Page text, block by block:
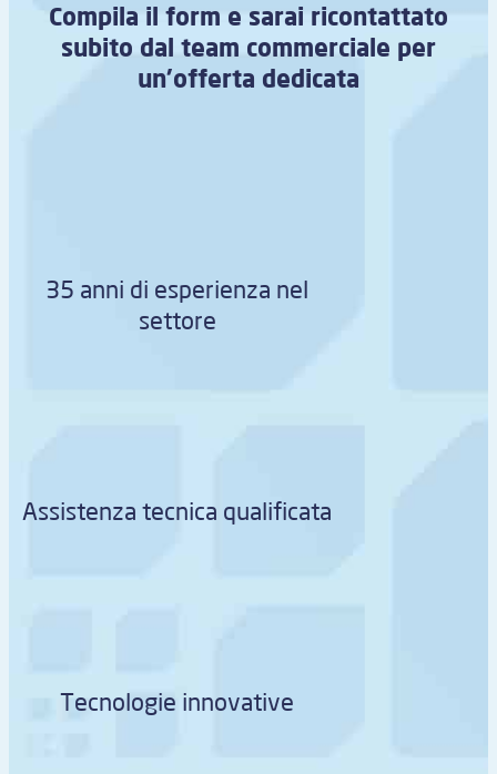
Compila il form e sarai ricontattato
subito dal team commerciale per
un’offerta dedicata
35 anni di esperienza nel
settore
Assistenza tecnica qualificata
Tecnologie innovative